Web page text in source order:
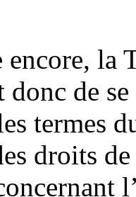
la
donc de
termes
droits